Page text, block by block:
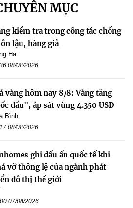
MỤC
kiểm tra trong công tác chống
lậu, hàng giả
Hà
08/08/2026
vàng hôm nay 8/8: Vàng tăng
đầu", áp sát vùng 4.350 USD
Bình
08/08/2026
ghi dấu ấn quốc tế khi
vỡ thông lệ của ngành phát
đô thị thế giới
07/08/2026